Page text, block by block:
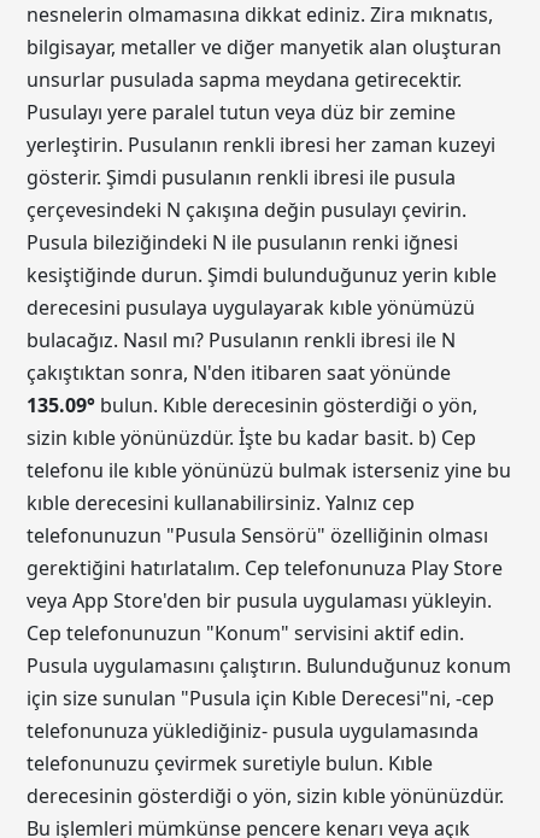
nesnelerin olmamasına dikkat ediniz. Zira mıknatıs,
bilgisayar, metaller ve diğer manyetik alan oluşturan
unsurlar pusulada sapma meydana getirecektir.
Pusulayı yere paralel tutun veya düz bir zemine
yerleştirin. Pusulanın renkli ibresi her zaman kuzeyi
gösterir. Şimdi pusulanın renkli ibresi ile pusula
çerçevesindeki N çakışına değin pusulayı çevirin.
Pusula bileziğindeki N ile pusulanın renki iğnesi
kesiştiğinde durun. Şimdi bulunduğunuz yerin kıble
derecesini pusulaya uygulayarak kıble yönümüzü
bulacağız. Nasıl mı? Pusulanın renkli ibresi ile N
çakıştıktan sonra, N'den itibaren saat yönünde
135.09° bulun. Kıble derecesinin gösterdiği o yön,
sizin kıble yönünüzdür. İşte bu kadar basit. b) Cep
telefonu ile kıble yönünüzü bulmak isterseniz yine bu
kıble derecesini kullanabilirsiniz. Yalnız cep
telefonunuzun "Pusula Sensörü" özelliğinin olması
gerektiğini hatırlatalım. Cep telefonunuza Play Store
veya App Store'den bir pusula uygulaması yükleyin.
Cep telefonunuzun "Konum" servisini aktif edin.
Pusula uygulamasını çalıştırın. Bulunduğunuz konum
için size sunulan "Pusula için Kıble Derecesi"ni, -cep
telefonunuza yüklediğiniz- pusula uygulamasında
telefonunuzu çevirmek suretiyle bulun. Kıble
derecesinin gösterdiği o yön, sizin kıble yönünüzdür.
Bu işlemleri mümkünse pencere kenarı veya açık